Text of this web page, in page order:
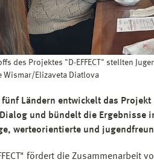
des Projektes "D-EFFECT" stellten
Wismar/Elizaveta Diatlova
Ländern entwickelt das
und bündelt die Ergebnisse
werteorientierte und
fördert die Zusammenarbeit